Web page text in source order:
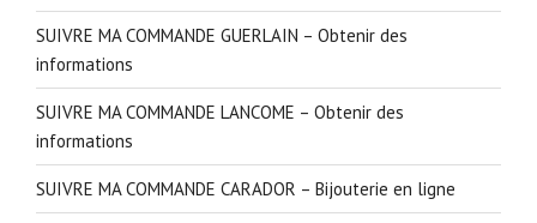
SUIVRE MA COMMANDE GUERLAIN – Obtenir des
informations
SUIVRE MA COMMANDE LANCOME – Obtenir des
informations
SUIVRE MA COMMANDE CARADOR – Bijouterie en ligne